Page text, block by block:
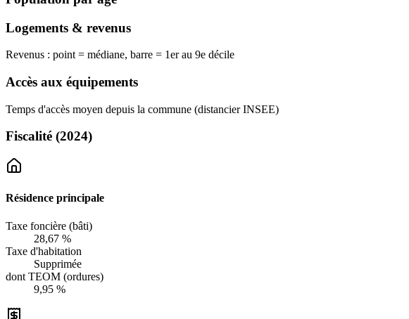
Logements & revenus
Revenus : point = médiane, barre = 1er au 9e décile
Accès aux équipements
Temps d'accès moyen depuis la commune (distancier INSEE)
Fiscalité (2024)
Résidence principale
Taxe foncière (bâti)
28,67 %
Taxe d'habitation
Supprimée
dont TEOM (ordures)
9,95 %